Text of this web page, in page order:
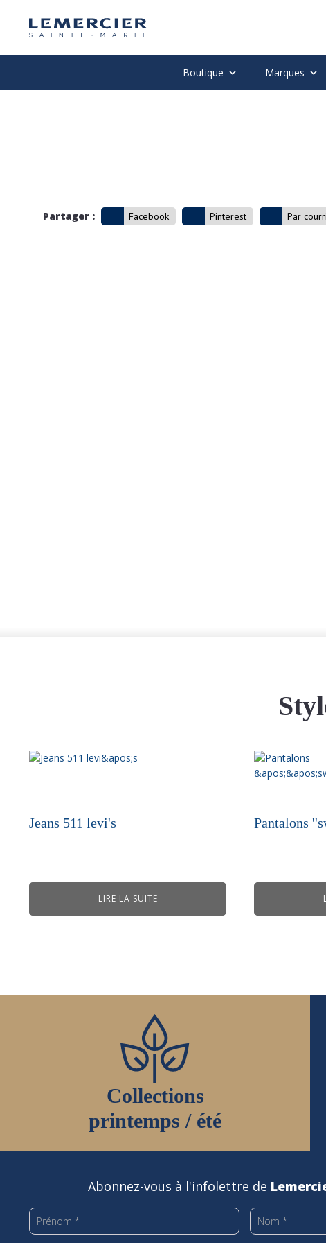
Boutique Marques
Partager : Facebook Pinterest Par
Jeans 511 levi's
LIRE LA SUITE
Pantalons
Collections
printemps / été
Abonnez-vous à l'infolettre de